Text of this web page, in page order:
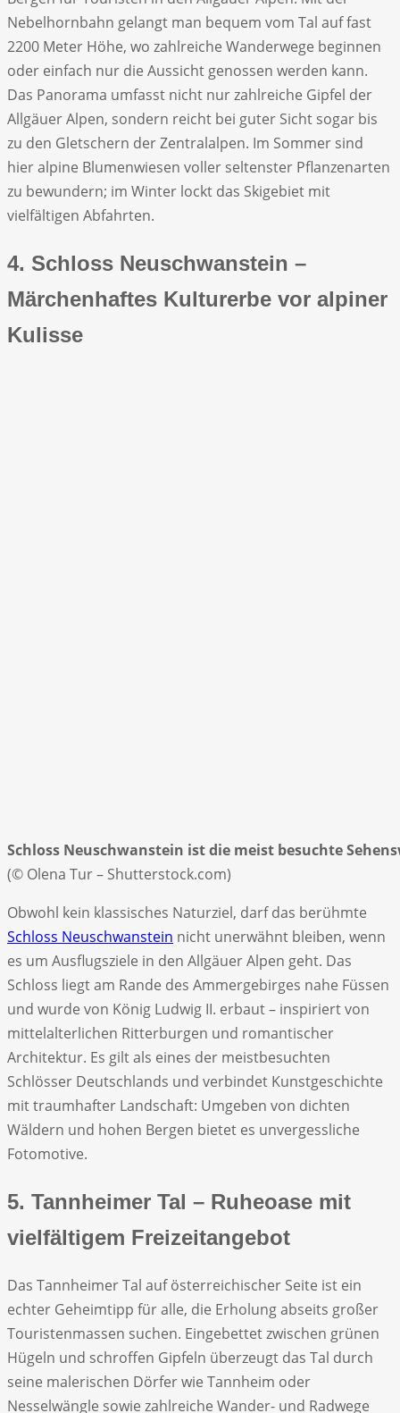
Nebelhornbahn gelangt man bequem vom Tal auf fast
2200 Meter Höhe, wo zahlreiche Wanderwege beginnen
oder einfach nur die Aussicht genossen werden kann.
Das Panorama umfasst nicht nur zahlreiche Gipfel der
Allgäuer Alpen, sondern reicht bei guter Sicht sogar bis
zu den Gletschern der Zentralalpen. Im Sommer sind
hier alpine Blumenwiesen voller seltenster Pflanzenarten
zu bewundern; im Winter lockt das Skigebiet mit
vielfältigen Abfahrten.
4. Schloss Neuschwanstein –
Märchenhaftes Kulturerbe vor alpiner
Kulisse
Schloss Neuschwanstein ist die meist besuchte
(© Olena Tur – Shutterstock.com)
Obwohl kein klassisches Naturziel, darf das berühmte
Schloss Neuschwanstein nicht unerwähnt bleiben, wenn
es um Ausflugsziele in den Allgäuer Alpen geht. Das
Schloss liegt am Rande des Ammergebirges nahe Füssen
und wurde von König Ludwig II. erbaut – inspiriert von
mittelalterlichen Ritterburgen und romantischer
Architektur. Es gilt als eines der meistbesuchten
Schlösser Deutschlands und verbindet Kunstgeschichte
mit traumhafter Landschaft: Umgeben von dichten
Wäldern und hohen Bergen bietet es unvergessliche
Fotomotive.
5. Tannheimer Tal – Ruheoase mit
vielfältigem Freizeitangebot
Das Tannheimer Tal auf österreichischer Seite ist ein
echter Geheimtipp für alle, die Erholung abseits großer
Touristenmassen suchen. Eingebettet zwischen grünen
Hügeln und schroffen Gipfeln überzeugt das Tal durch
seine malerischen Dörfer wie Tannheim oder
Nesselwängle sowie zahlreiche Wander- und Radwege